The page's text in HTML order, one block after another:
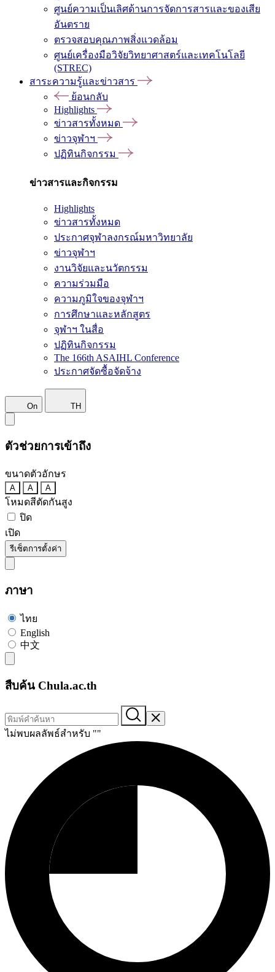
ศูนย์ความเป็นเลิศด้านการจัดการสารและของเสีย
อันตราย
ตรวจสอบคุณภาพสิ่งแวดล้อม
ศูนย์เครื่องมือวิจัยวิทยาศาสตร์และเทคโนโลยี
(STREC)
สาระความรู้และข่าวสาร
ย้อนกลับ
Highlights
ข่าวสารทั้งหมด
ข่าวจุฬาฯ
ปฏิทินกิจกรรม
ข่าวสารและกิจกรรม
Highlights
ข่าวสารทั้งหมด
ประกาศจุฬาลงกรณ์มหาวิทยาลัย
ข่าวจุฬาฯ
งานวิจัยและนวัตกรรม
ความร่วมมือ
ความภูมิใจของจุฬาฯ
การศึกษาและหลักสูตร
จุฬาฯ ในสื่อ
ปฏิทินกิจกรรม
The 166th ASAIHL Conference
ประกาศจัดซื้อจัดจ้าง
On TH
ตัวช่วยการเข้าถึง
ขนาดตัวอักษร
A A A
โหมดสีตัดกันสูง
ปิด
เปิด
รีเซ็ตการตั้งค่า
ภาษา
ไทย
English
中文
สืบค้น Chula.ac.th
ไม่พบผลลัพธ์สำหรับ ""